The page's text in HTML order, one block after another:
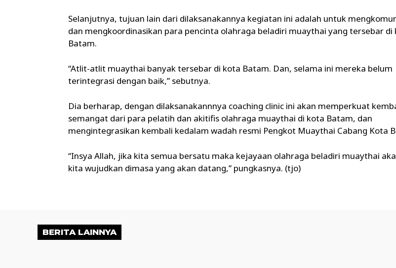
Selanjutnya, tujuan lain dari dilaksanakannya kegiatan ini adalah untuk
dan mengkoordinasikan para pencinta olahraga beladiri muaythai yang tersebar di
Batam.
“Atlit-atlit muaythai banyak tersebar di kota Batam. Dan, selama ini mereka belum
terintegrasi dengan baik,” sebutnya.
Dia berharap, dengan dilaksanakannnya coaching clinic ini akan memperkuat
semangat dari para pelatih dan akitifis olahraga muaythai di kota Batam, dan
mengintegrasikan kembali kedalam wadah resmi Pengkot Muaythai Cabang Kota
“Insya Allah, jika kita semua bersatu maka kejayaan olahraga beladiri muaythai
kita wujudkan dimasa yang akan datang,” pungkasnya. (tjo)
BERITA LAINNYA